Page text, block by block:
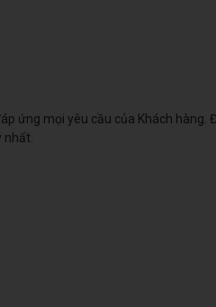
ứng mọi yêu cầu của Khách hàng.